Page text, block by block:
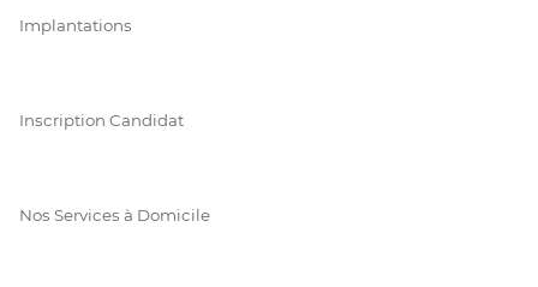
Implantations
Inscription Candidat
Nos Services à Domicile